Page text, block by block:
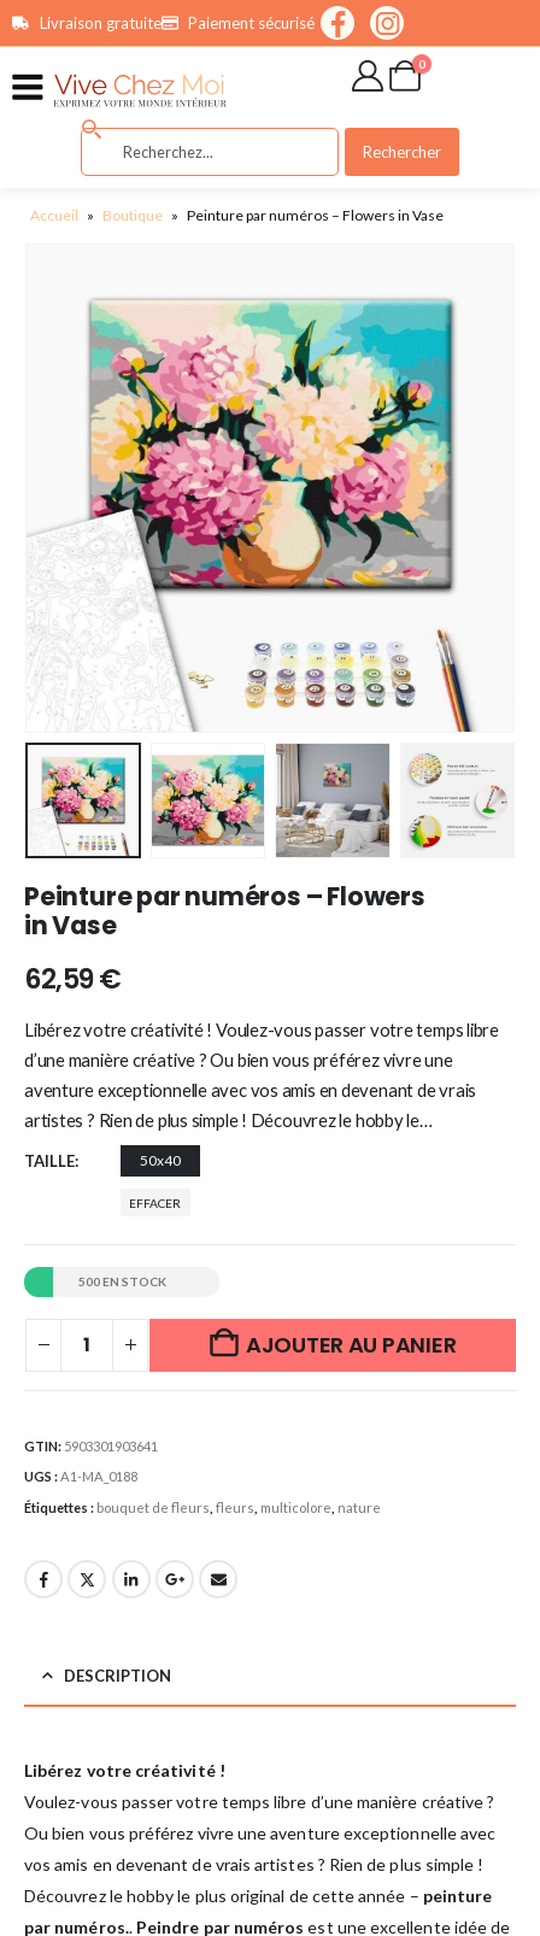
principalLivraison gratuite Paiement sécurisé
0
Rechercher
Accueil » Boutique » Peinture par numéros – Flowers in Vase
Peinture par numéros – Flowers
in Vase
62,59€
Libérez votre créativité ! Voulez-vous passer votre temps libre
d’une manière créative ? Ou bien vous préférez vivre une
aventure exceptionnelle avec vos amis en devenant de vrais
artistes ? Rien de plus simple ! Découvrez le hobby le…
TAILLE 50x40
EFFACER
500 EN STOCK
AJOUTER AU PANIER
GTIN: 5903301903641
UGS :A1-MA_0188
Étiquettes : bouquet de fleurs fleurs multicolore nature
DESCRIPTION
Libérez votre créativité !
Voulez-vous passer votre temps libre d’une manière créative ?
Ou bien vous préférez vivre une aventure exceptionnelle avec
vos amis en devenant de vrais artistes ? Rien de plus simple !
Découvrez le hobby le plus original de cette année – peinture
par numéros.. Peindre par numéros est une excellente idée de